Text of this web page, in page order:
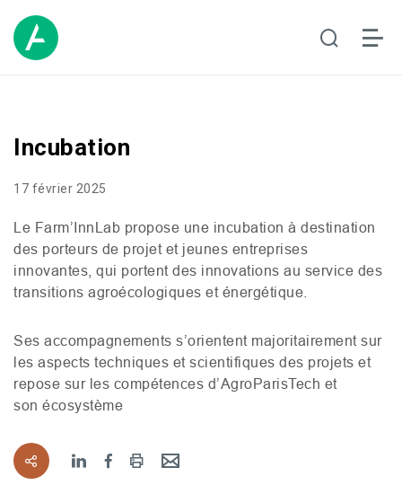
Incubation
17 février 2025
Le Farm’InnLab propose une incubation à destination
des porteurs de projet et jeunes entreprises
innovantes, qui portent des innovations au service des
transitions agroécologiques et énergétique.
Ses accompagnements s’orientent majoritairement sur
les aspects techniques et scientifiques des projets et
repose sur les compétences d’AgroParisTech et
son écosystème